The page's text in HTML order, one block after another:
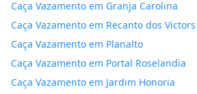
Caça Vazamento em Granja Carolina
Caça Vazamento em Recanto dos Victors
Caça Vazamento em Planalto
Caça Vazamento em Portal Roselandia
Caça Vazamento em Jardim Honoria